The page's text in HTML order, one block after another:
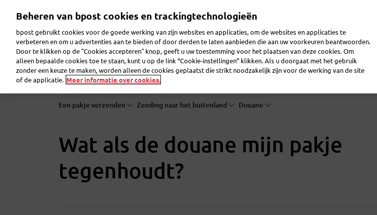
inhoud
Reclame maken Pakjes verzenden Post verzenden Post ontvangen Logistiek FAQ
Een pakje verzenden Zending naar het buitenland Douane
Wat als de douane mijn pakje
tegenhoudt?
Beheren van bpost cookies en trackingtechnologieën
bpost gebruikt cookies voor de goede werking van zijn websites en applicaties, om de websites en applicaties te
verbeteren en om u advertenties aan te bieden of door derden te laten aanbieden die aan uw voorkeuren beantwoorden.
Door te klikken op de "Cookies accepteren" knop, geeft u uw toestemming voor het plaatsen van deze cookies. Om
alleen bepaalde cookies toe te staan, kunt u op de link “Cookie-instellingen” klikken. Als u doorgaat met het gebruik
zonder een keuze te maken, worden alleen de cookies geplaatst die strikt noodzakelijk zijn voor de werking van de site
of de applicatie. Meer informatie over cookies.